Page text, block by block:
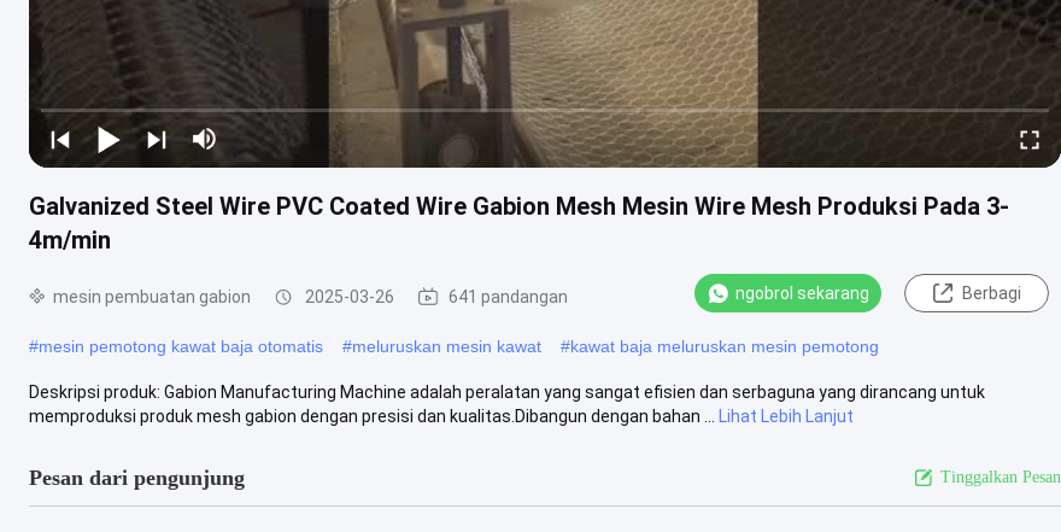
Galvanized Steel Wire PVC Coated Wire Gabion Mesh Mesin Wire Mesh Produksi Pada 3-
4m/min
mesin pembuatan gabion 2025-03-26 641 pandangan ngobrol sekarang Berbagi
#mesin pemotong kawat baja otomatis #meluruskan mesin kawat #kawat baja meluruskan mesin pemotong
Deskripsi produk: Gabion Manufacturing Machine adalah peralatan yang sangat efisien dan serbaguna yang dirancang untuk
memproduksi produk mesh gabion dengan presisi dan kualitas.Dibangun dengan bahan ...
Lihat Lebih Lanjut
Pesan dari pengunjung Tinggalkan Pesan